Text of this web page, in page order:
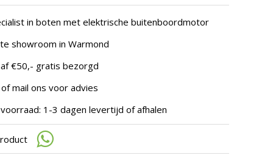
gaan.
u
aanraaktoetsen
werkt,
kunt
u
touch-
en
gebruiken.
in boten met elektrische buitenboordmotor
showroom in Warmond
€50,- gratis bezorgd
mail ons voor advies
1-3 dagen levertijd of afhalen